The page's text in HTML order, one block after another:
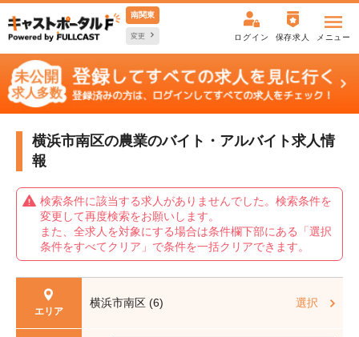
南関東
変更 ログイン 保存求人 メニュー
横浜市南区の農業のバイト・アルバイト求人情
報
検索条件に該当する求人がありませんでした。検索条件を
変更して再度検索をお願いします。
また、全求人を対象にする場合は条件欄下部にある「選択
条件をすべてクリア」で条件を一括クリアできます。
エリア
横浜市南区 (6) 選択